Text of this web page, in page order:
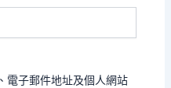
電子郵件地址及個人網站